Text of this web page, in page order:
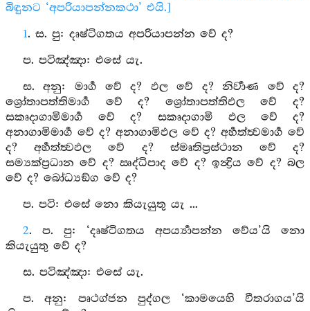
බිඳුනට ‘අපරියාපන්නකථා’ එයි.]
1. ස. පු: දෘෂ්ටිගතය අපරියාපන්න වේ ද?
ප. පටිඤ්‍ඤා: එසේ යැ.
ස. අනු: මාර්‍ග වේ ද? ඵල වේ ද? නිර්‍වාණ වේ ද?
ශ්‍රෝතාපත්තිමාර්‍ග වේ ද? ශ්‍රෝතාපත්තිඵල වේ ද?
සකෘදාගාමිමාර්‍ග වේ ද? සකෘදාගාමි ඵල වේ ද?
අනාගාමිමාර්‍ග වේ ද? අනාගාමිඵල වේ ද? අර්‍හත්ත්‍වමාර්‍ග වේ
ද? අර්‍හත්ත්‍වඵල වේ ද? ස්මෘතිප්‍රස්ථාන වේ ද?
සම්‍යක්ප්‍රධාන වේ ද? ඍද්ධිපාද වේ ද? ඉන්‍ද්‍රිය වේ ද? බල
වේ ද? බෝධ්‍යඞ්ග වේ ද?
ප. පටි: එසේ නො කියැයුතු යැ ...
2. ප. පු: ‘දෘෂ්ටිගතය අපර්‍ය්‍යාපන්න වේය’යි නො
කියැයුතු වේ ද?
ස. පටිඤ්‍ඤා: එසේ යැ.
ප. අනු: පෘථග්ජන පුද්ගල ‘කාමයෙහි වීතරාගය’යි